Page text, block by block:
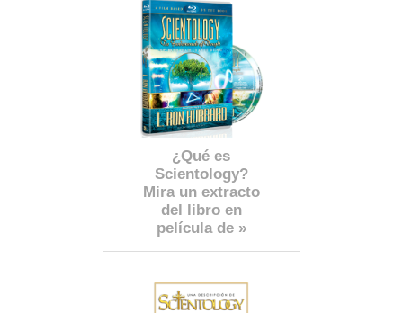
¿Qué es
Scientology?
Mira un extracto
del libro en
película de »